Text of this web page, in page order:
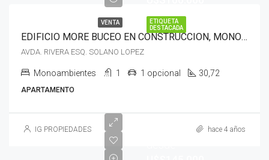
ETIQUETA
DESTACADA
VENTA
EDIFICIO MORE BUCEO EN CONSTRUCCION, MONOAMBIENTES
AVDA. RIVERA ESQ. SOLANO LOPEZ
Monoambientes 1 1 opcional 30,72
APARTAMENTO
IG PROPIEDADES hace 4 años